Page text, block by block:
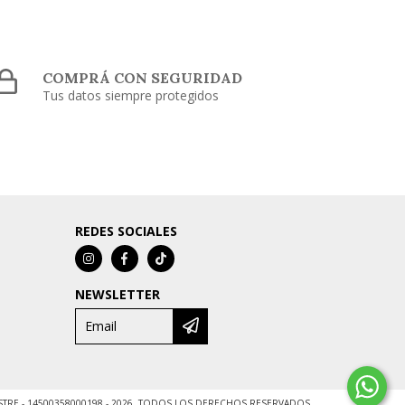
COMPRÁ CON SEGURIDAD
Tus datos siempre protegidos
REDES SOCIALES
NEWSLETTER